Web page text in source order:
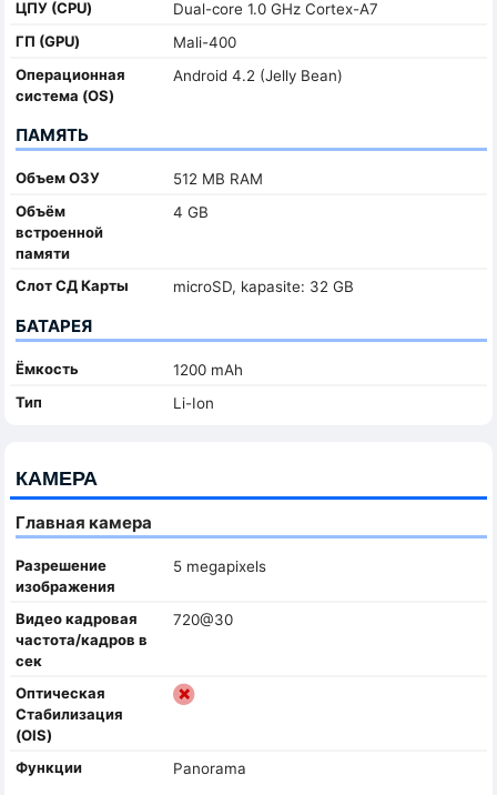
ЦПУ (CPU)
Dual-core 1.0 GHz Cortex-A7
ГП (GPU)
Mali-400
Oперационная
система (OS)
Android 4.2 (Jelly Bean)
ПАМЯТЬ
Объем ОЗУ
512 MB RAM
Объём
встроенной
памяти
4 GB
Слот СД Карты microSD, kapasite: 32 GB
БАТАРЕЯ
Ёмкость
1200 mAh
Тип
Li-Ion
КАМЕРА
Главная камера
Разрешение
изображения
5 megapixels
Видео кадровая
частота/кадров в
сек
720@30
Оптическая
Стабилизация
(OIS)
Функции
Panorama